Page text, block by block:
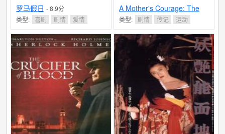
罗马假日 - 8.9分
类型: 喜剧 剧情 爱情
A Mother's Courage: The
Mary Thomas Story
类型: 剧情 传记 运动